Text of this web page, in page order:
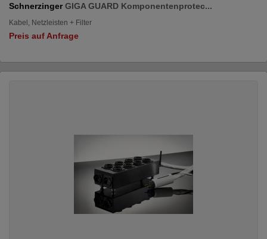
SchnerzingerGIGA GUARD Komponentenprotec...
Kabel, Netzleisten + Filter
Preis auf Anfrage